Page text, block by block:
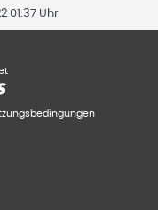
01:37 Uhr